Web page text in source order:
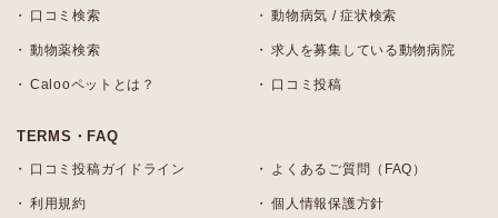
口コミ検索 動物病気 / 症状検索
動物薬検索 求人を募集している動物病院
Calooペットとは？ 口コミ投稿
TERMS・FAQ
口コミ投稿ガイドライン よくあるご質問（FAQ）
利用規約 個人情報保護方針